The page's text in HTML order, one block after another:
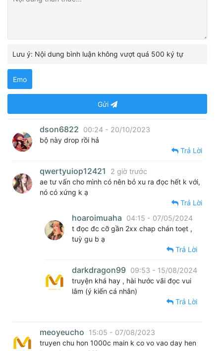
Lưu ý: Nội dung bình luận không vượt quá 500 ký tự
Emo
Gửi
dson6822
00:24 - 20/10/2023
bộ này drop rồi hả
Trả Lời
qwertyuiop12421
2 giờ trước
ae tư vấn cho mình có nên bỏ xu ra đọc hết k với,
nó có xứng k ạ
Trả Lời
hoaroimuaha
04:15 - 07/05/2024
t đọc đc cỡ gần 2xx chap chán toẹt ,
tuỳ gu b ạ
Trả Lời
darkdragon99 09:53 - 15/08/2024
truyện khá hay , hài hước vãi đọc vui
lắm (ý kiến cá nhân)
Trả Lời
meoyeucho
15:05 - 07/08/2023
truyen chu hon 1000c main k co vo vao day hen